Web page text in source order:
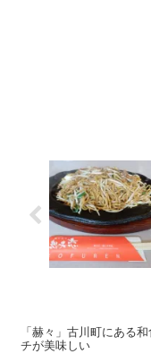
「赫々」古川町にある
チが美味しい